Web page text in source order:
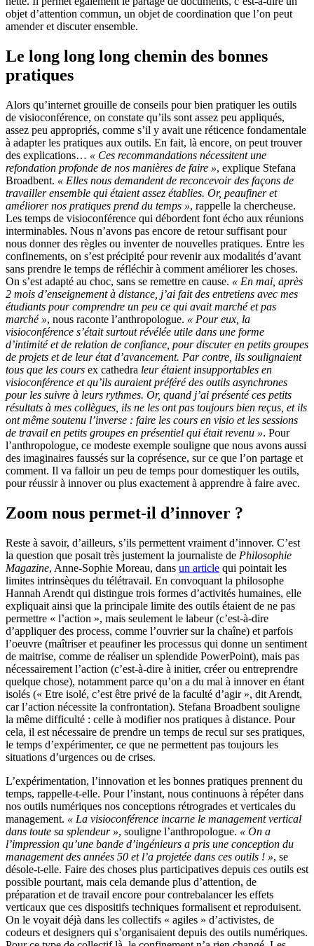
objet d’attention commun, un objet de coordination que l’on peut
amender et discuter ensemble.
Le long long long chemin des bonnes
pratiques
Alors qu’internet grouille de conseils pour bien pratiquer les outils
de visioconférence, on constate qu’ils sont assez peu appliqués,
assez peu appropriés, comme s’il y avait une réticence fondamentale
à adapter les pratiques aux outils. En fait, là encore, on peut trouver
des explications… « Ces recommandations nécessitent une
refondation profonde de nos manières de faire », explique Stefana
Broadbent. « Elles nous demandent de reconcevoir des façons de
travailler ensemble qui étaient assez établies. Or, peaufiner et
améliorer nos pratiques prend du temps », rappelle la chercheuse.
Les temps de visioconférence qui débordent font écho aux réunions
interminables. Nous n’avons pas encore de retour suffisant pour
nous donner des règles ou inventer de nouvelles pratiques. Entre les
confinements, on s’est précipité pour revenir aux modalités d’avant
sans prendre le temps de réfléchir à comment améliorer les choses.
On s’est adapté au choc, sans se remettre en cause. « En mai, après
2 mois d’enseignement à distance, j’ai fait des entretiens avec mes
étudiants pour comprendre un peu ce qui avait marché et pas
marché », nous raconte l’anthropologue. « Pour eux, la
visioconférence s’était surtout révélée utile dans une forme
d’intimité et de relation de confiance, pour discuter en petits groupes
de projets et de leur état d’avancement. Par contre, ils soulignaient
tous que les cours ex cathedra leur étaient insupportables en
visioconférence et qu’ils auraient préféré des outils asynchrones
pour les suivre à leurs rythmes. Or, quand j’ai présenté ces petits
résultats à mes collègues, ils ne les ont pas toujours bien reçus, et ils
ont même soutenu l’inverse : faire les cours en visio et les sessions
de travail en petits groupes en présentiel qui était revenu ». Pour
l’anthropologue, ce modeste exemple souligne que nous avons aussi
des imaginaires faussés sur la coprésence, sur ce que l’on partage et
comment. Il va falloir un peu de temps pour domestiquer les outils,
pour réussir à innover ou plus exactement à apprendre à faire avec.
Zoom nous permet-il d’innover ?
Reste à savoir, d’ailleurs, s’ils permettent vraiment d’innover. C’est
la question que posait très justement la journaliste de Philosophie
Magazine, Anne-Sophie Moreau, dans un article qui pointait les
limites intrinsèques du télétravail. En convoquant la philosophe
Hannah Arendt qui distingue trois formes d’activités humaines, elle
expliquait ainsi que la principale limite des outils étaient de ne pas
permettre « l’action », mais seulement le labeur (c’est-à-dire
d’appliquer des process, comme l’ouvrier sur la chaîne) et parfois
l’oeuvre (maîtriser et peaufiner les processus qui donne un sentiment
de maitrise, comme de réaliser un splendide PowerPoint), mais pas
nécessairement l’action (c’est-à-dire à initier, créer ou entreprendre
quelque chose), notamment parce qu’on a du mal à innover en étant
isolés (« Etre isolé, c’est être privé de la faculté d’agir », dit Arendt,
car l’action nécessite la confrontation). Stefana Broadbent souligne
la même difficulté : celle à modifier nos pratiques à distance. Pour
cela, il est nécessaire de prendre un temps de recul sur ses pratiques,
le temps d’expérimenter, ce que ne permettent pas toujours les
situations d’urgences ou de crises.
L’expérimentation, l’innovation et les bonnes pratiques prennent du
temps, rappelle-t-elle. Pour l’instant, nous continuons à répéter dans
nos outils numériques nos conceptions rétrogrades et verticales du
management. « La visioconférence incarne le management vertical
dans toute sa splendeur », souligne l’anthropologue. « On a
l’impression qu’une bande d’ingénieurs a pris une conception du
management des années 50 et l’a projetée dans ces outils ! », se
désole-t-elle. Faire des choses plus participatives depuis ces outils est
possible pourtant, mais cela demande plus d’attention, de
préparation et de travail encore pour contrebalancer les effets
verticaux que ces dispositifs techniques formalisent et reproduisent.
On le voyait déjà dans les collectifs « agiles » d’activistes, de
codeurs et designers qui s’organisaient depuis des outils numériques.